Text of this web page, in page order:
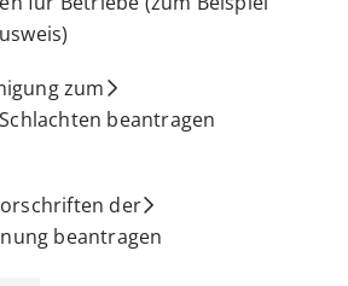
zum
beantragen
der
beantragen